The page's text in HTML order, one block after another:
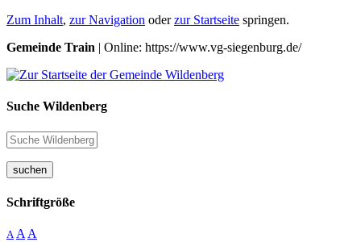
Zum Inhalt, zur Navigation oderzur Startseite springen.
Gemeinde Train | Online: https://www.vg-siegenburg.de/
Suche Wildenberg
suchen
Schriftgröße
A A A